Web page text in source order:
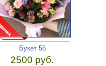
Букет 56
2500 руб.